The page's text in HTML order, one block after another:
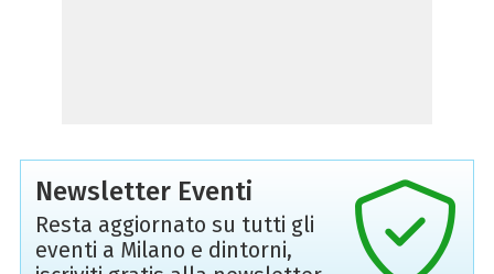
Newsletter Eventi
Resta aggiornato su tutti gli
eventi a Milano e dintorni,